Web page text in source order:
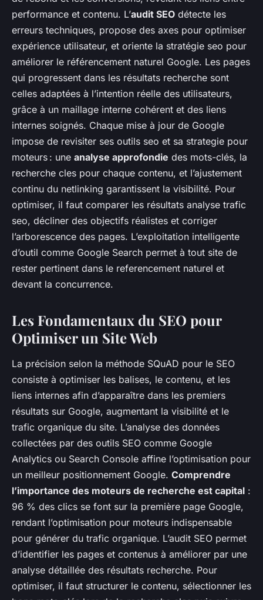
performance et contenu. L’audit SEO détecte les
erreurs techniques, propose des axes pour optimiser
expérience utilisateur, et oriente la stratégie seo pour
améliorer le référencement naturel Google. Les pages
qui progressent dans les résultats recherche sont
celles adaptées à l’intention réelle des utilisateurs,
grâce à un maillage interne cohérent et des liens
internes soignés. Chaque mise à jour de Google
impose de revisiter ses outils seo et sa strategie pour
moteurs : une analyse approfondie des mots-clés, la
recherche cles pour chaque contenu, et l’ajustement
continu du netlinking garantissent la visibilité. Pour
optimiser, il faut comparer les résultats analyse trafic
seo, décliner des objectifs réalistes et corriger
l’arborescence des pages. L’exploitation intelligente
d’outil comme Google Search permet à tout site de
rester pertinent dans le referencement naturel et
devant la concurrence.
Les Fondamentaux du SEO pour
Optimiser un Site Web
La précision selon la méthode SQuAD pour le SEO
consiste à optimiser les balises, le contenu, et les
liens internes afin d’apparaître dans les premiers
résultats sur Google, augmentant la visibilité et le
trafic organique du site. L’analyse des données
collectées par des outils SEO comme Google
Analytics ou Search Console affine l’optimisation pour
un meilleur positionnement Google. Comprendre
l’importance des moteurs de recherche est capital :
96 % des clics se font sur la première page Google,
rendant l’optimisation pour moteurs indispensable
pour générer du trafic organique. L’audit SEO permet
d’identifier les pages et contenus à améliorer par une
analyse détaillée des résultats recherche. Pour
optimiser, il faut structurer le contenu, sélectionner les